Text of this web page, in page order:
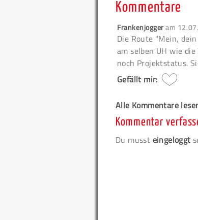
Kommentare
Frankenjoggeram
Die Route "Mein,
am selben UH wie
noch Projektstatus.
Gefällt mir:
Alle Kommentare
Kommentar
Du musst eingeloggt